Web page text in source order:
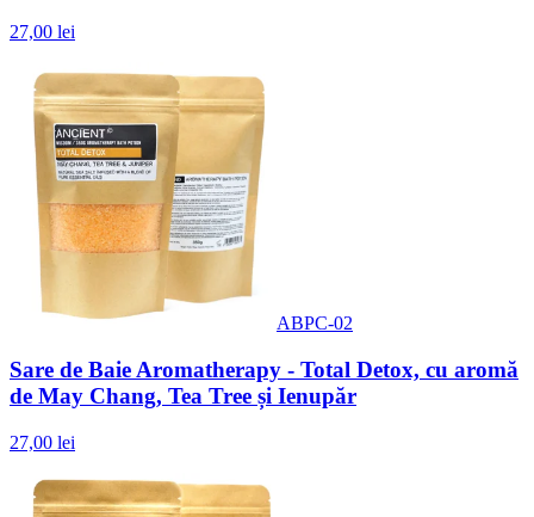
27,00 lei
ABPC-02
Sare de Baie Aromatherapy - Total Detox, cu aromă
de May Chang, Tea Tree și Ienupăr
27,00 lei